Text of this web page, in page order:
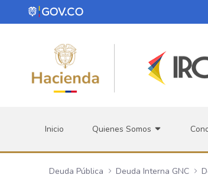
Saltar al contenido principal
Inicio Quienes Somos
Deuda Pública Deuda Interna GNC